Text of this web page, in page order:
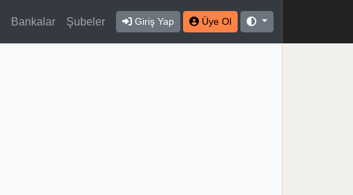
Bankalar Şubeler Giriş Yap Üye Ol